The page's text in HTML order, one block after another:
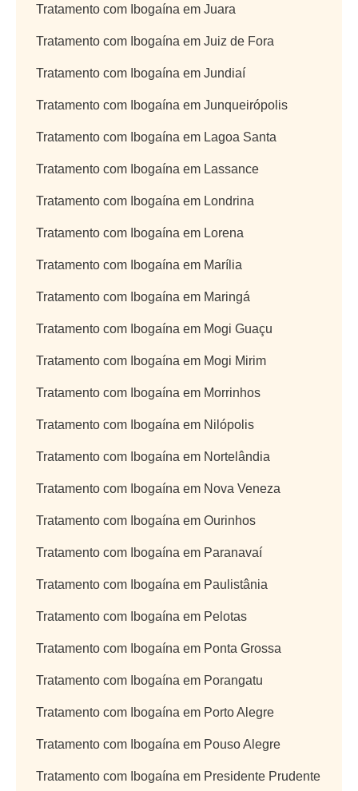
Tratamento com Ibogaína em Juara
Tratamento com Ibogaína em Juiz de Fora
Tratamento com Ibogaína em Jundiaí
Tratamento com Ibogaína em Junqueirópolis
Tratamento com Ibogaína em Lagoa Santa
Tratamento com Ibogaína em Lassance
Tratamento com Ibogaína em Londrina
Tratamento com Ibogaína em Lorena
Tratamento com Ibogaína em Marília
Tratamento com Ibogaína em Maringá
Tratamento com Ibogaína em Mogi Guaçu
Tratamento com Ibogaína em Mogi Mirim
Tratamento com Ibogaína em Morrinhos
Tratamento com Ibogaína em Nilópolis
Tratamento com Ibogaína em Nortelândia
Tratamento com Ibogaína em Nova Veneza
Tratamento com Ibogaína em Ourinhos
Tratamento com Ibogaína em Paranavaí
Tratamento com Ibogaína em Paulistânia
Tratamento com Ibogaína em Pelotas
Tratamento com Ibogaína em Ponta Grossa
Tratamento com Ibogaína em Porangatu
Tratamento com Ibogaína em Porto Alegre
Tratamento com Ibogaína em Pouso Alegre
Tratamento com Ibogaína em Presidente Prudente